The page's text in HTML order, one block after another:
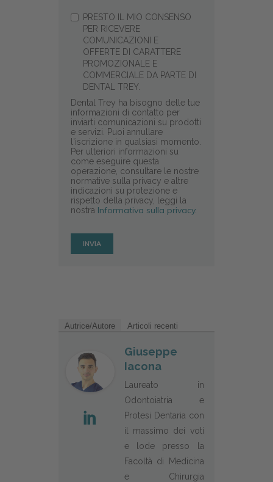
PRESTO IL MIO CONSENSO
PER RICEVERE
COMUNICAZIONI E
OFFERTE DI CARATTERE
PROMOZIONALE E
COMMERCIALE DA PARTE DI
DENTAL TREY.
Dental Trey ha bisogno delle tue
informazioni di contatto per
inviarti comunicazioni su prodotti
e servizi. Puoi annullare
l'iscrizione in qualsiasi momento.
Per ulteriori informazioni su
come eseguire questa
operazione, consultare le nostre
normative sulla privacy e altre
indicazioni su protezione e
rispetto della privacy, leggi la
nostra Informativa sulla privacy.
Autrice/Autore Articoli recenti
Giuseppe
Iacona
Laureato in
Odontoiatria e
Protesi Dentaria con
il massimo dei voti
e lode presso la
Facoltà di Medicina
e Chirurgia